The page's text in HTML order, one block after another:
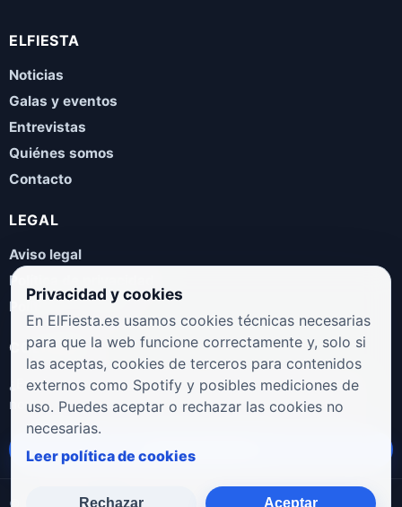
ELFIESTA
Noticias
Galas y eventos
Entrevistas
Quiénes somos
Contacto
LEGAL
Aviso legal
Política de privacidad
Política de cookies
COLABORA
¿Eres artista, manager, sello o promotor? Envíanos tus
novedades, galas, entrevistas o propuestas musicales.
Enviar propuesta
© 2026 ElFiesta.es Noticias · Galas · Entrevistas · Música
Privacidad y cookies
En ElFiesta.es usamos cookies técnicas necesarias
para que la web funcione correctamente y, solo si
las aceptas, cookies de terceros para contenidos
externos como Spotify y posibles mediciones de
uso. Puedes aceptar o rechazar las cookies no
necesarias.
Leer política de cookies
Rechazar Aceptar